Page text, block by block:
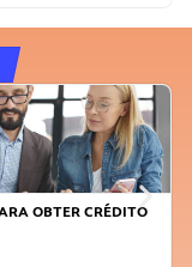
FAÇA A DIFERENÇA: